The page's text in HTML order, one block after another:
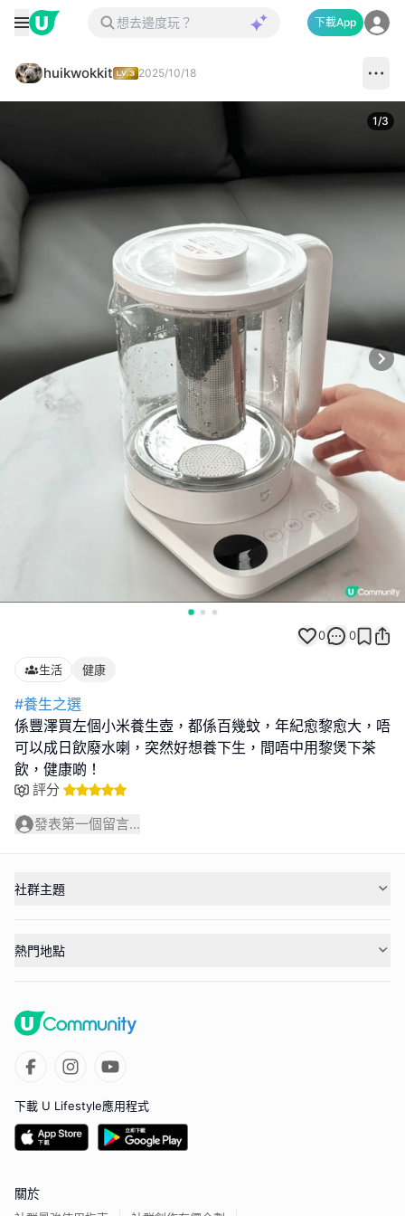
下載App
huikwokkit 2025/10/18
1/3
0 0
生活 健康
#養生之選
係豐澤買左個小米養生壺，都係百幾蚊，年紀愈黎愈大，唔
可以成日飲廢水喇，突然好想養下生，間唔中用黎煲下茶
飲，健康啲！
評分
發表第一個留言...
社群主題
熱門地點
下載 U Lifestyle應用程式
關於